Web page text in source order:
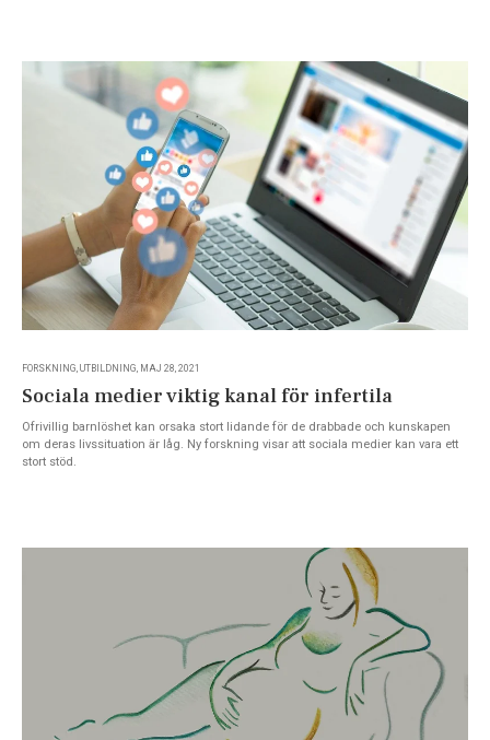
FORSKNING, UTBILDNING, MAJ 28, 2021
Sociala medier viktig kanal för infertila
Ofrivillig barnlöshet kan orsaka stort lidande för de drabbade och kunskapen
om deras livssituation är låg. Ny forskning visar att sociala medier kan vara ett
stort stöd.